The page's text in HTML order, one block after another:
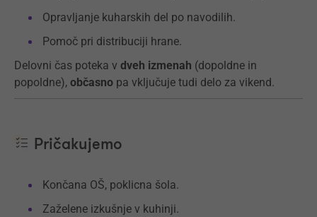
Opravljanje kuharskih del po navodilih.
Pomoč pri distribuciji hrane.
Delovni čas poteka v dveh izmenah (dopoldne in
popoldne), občasno pa vključuje tudi delo za vikend.
Pričakujemo
Končana OŠ, poklicna šola.
Zaželene izkušnje v kuhinji.